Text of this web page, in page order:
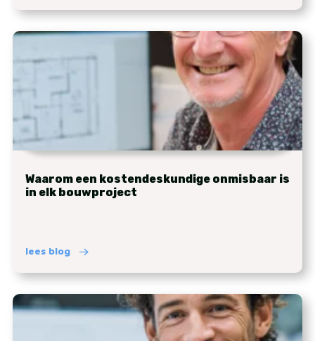
Waarom een kostendeskundige onmisbaar is
in elk bouwproject
lees blog